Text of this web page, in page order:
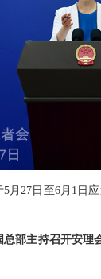
27日至6月1日
部主持召开安